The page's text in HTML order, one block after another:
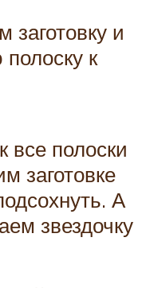
заготовку и
к
все полоски
заготовке
А
звездочку